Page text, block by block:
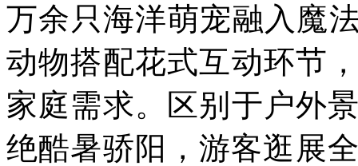
万余只海洋萌宠融入魔
动物搭配花式互动环节
家庭需求。区别于户外
绝酷暑骄阳，游客逛展